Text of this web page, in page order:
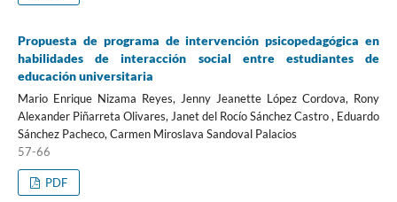
Propuesta de programa de intervención psicopedagógica en
habilidades de interacción social entre estudiantes de
educación universitaria
Mario Enrique Nizama Reyes, Jenny Jeanette López Cordova, Rony
Alexander Piñarreta Olivares, Janet del Rocío Sánchez Castro , Eduardo
Sánchez Pacheco, Carmen Miroslava Sandoval Palacios
57-66
PDF